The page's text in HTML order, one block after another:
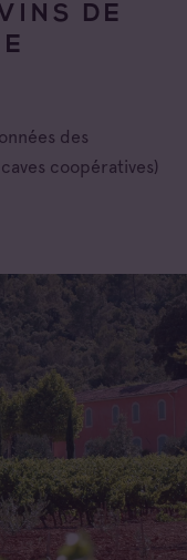
DE
des
coopératives)